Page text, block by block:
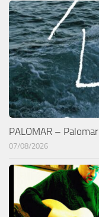
PALOMAR – Palomar
07/08/2026